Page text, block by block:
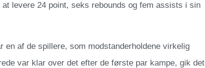
levere 24 point, seks rebounds og fem assists i sin
af de spillere, som modstanderholdene virkelig
var klar over det efter de første par kampe, gik det